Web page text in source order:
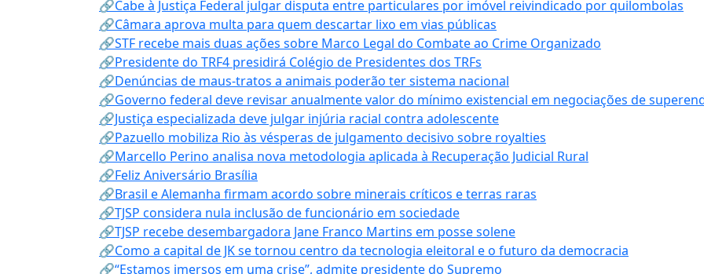
🔗Cabe à Justiça Federal julgar disputa entre particulares por imóvel reivindicado por quilombolas
🔗Câmara aprova multa para quem descartar lixo em vias públicas
🔗STF recebe mais duas ações sobre Marco Legal do Combate ao Crime Organizado
🔗Presidente do TRF4 presidirá Colégio de Presidentes dos TRFs
🔗Denúncias de maus-tratos a animais poderão ter sistema nacional
🔗Governo federal deve revisar anualmente valor do mínimo existencial em negociações de
🔗Justiça especializada deve julgar injúria racial contra adolescente
🔗Pazuello mobiliza Rio às vésperas de julgamento decisivo sobre royalties
🔗Marcello Perino analisa nova metodologia aplicada à Recuperação Judicial Rural
🔗Feliz Aniversário Brasília
🔗Brasil e Alemanha firmam acordo sobre minerais críticos e terras raras
🔗TJSP considera nula inclusão de funcionário em sociedade
🔗TJSP recebe desembargadora Jane Franco Martins em posse solene
🔗Como a capital de JK se tornou centro da tecnologia eleitoral e o futuro da democracia
🔗“Estamos imersos em uma crise”, admite presidente do Supremo